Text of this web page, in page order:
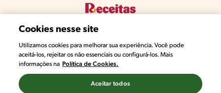
©2022, Nestlé. Marcas registradas por Societé des Produits Nestlé,
S.A. Vevey (Suiza)
Cookies nesse site
Utilizamos cookies para melhorar sua experiência. Você pode
aceitá-los, rejeitar os não essenciais ou configurá-los. Mais
informações na Política de Cookies.
Aceitar todos